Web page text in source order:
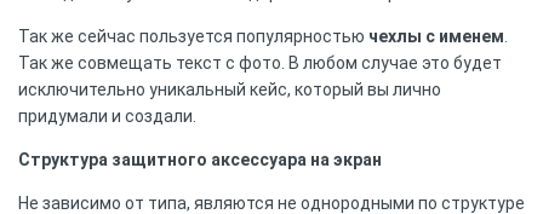
Так же сейчас пользуется популярностью чехлы с именем
Так же совмещать текст с фото. В любом случае это будет
исключительно уникальный кейс, который вы лично
придумали и создали.
Структура защитного аксессуара на экран
Не зависимо от типа, являются не однородными по структуре